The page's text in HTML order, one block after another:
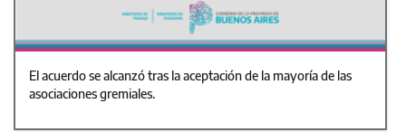
El acuerdo se alcanzó tras la aceptación de la mayoría de las
asociaciones gremiales.